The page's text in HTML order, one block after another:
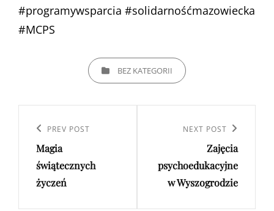
#programywsparcia #solidarnośćmazowiecka
#MCPS
CATEGORIESBEZ KATEGORII
wpisu
Previous
Post
PREV POST
Magia
świątecznych
życzeń
NEXT POST
Zajęcia
psychoedukacyjne
w Wyszogrodzie